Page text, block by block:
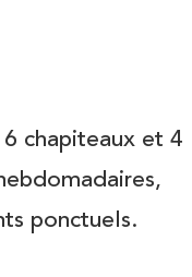
6 chapiteaux et 4
ponctuels.